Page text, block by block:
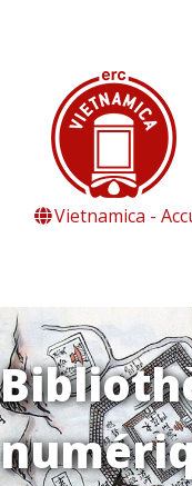
Vietnamica -